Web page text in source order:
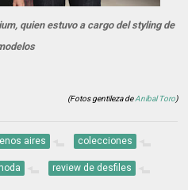
quien estuvo a cargo del styling de
(Fotos gentileza deAníbal Toro)
aires colecciones
review de desfiles